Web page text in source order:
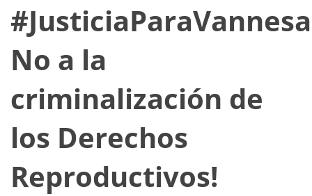
No a la
criminalización de
los Derechos
Reproductivos!